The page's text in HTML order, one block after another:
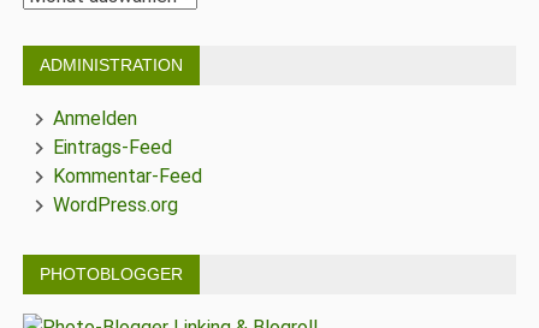
ADMINISTRATION
Anmelden
Eintrags-Feed
Kommentar-Feed
WordPress.org
PHOTOBLOGGER